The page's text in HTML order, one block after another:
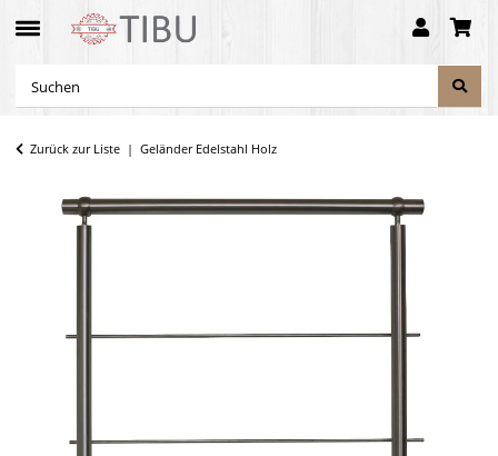
Zurück zur Liste Geländer Edelstahl Holz